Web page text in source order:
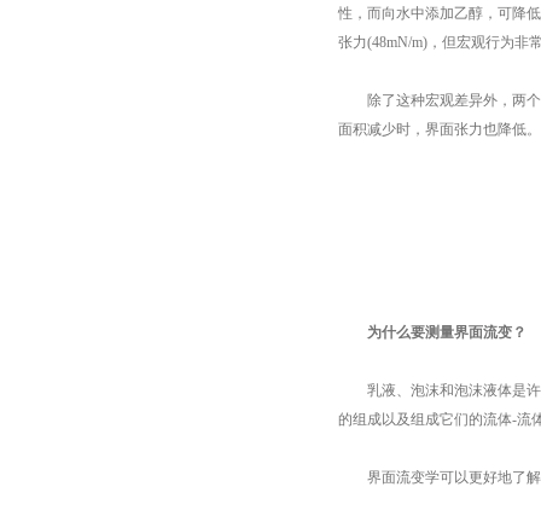
性，而向水中添加乙醇，可降
张力(48mN/m)，但宏观行为非
除了这种宏观差异外，两个
面积减少时，界面张力也降低。
为什么要测量界面流变？
乳液、泡沫和泡沫液体是许
的组成以及组成它们的流体-流
界面流变学可以更好地了解